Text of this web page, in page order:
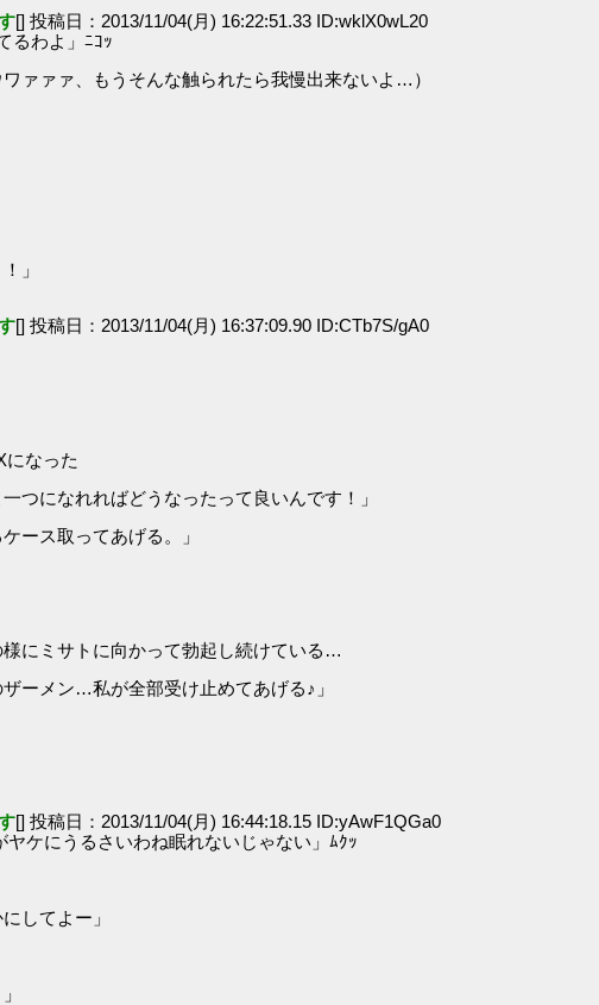
[] 投稿日：2013/11/04(月) 16:22:51.33 ID:wklX0wL20
るわよ」ﾆｺｯ
ァァァ、もうそんな触られたら我慢出来ないよ…）
」
[] 投稿日：2013/11/04(月) 16:37:09.90 ID:CTb7S/gA0
になった
つになれればどうなったって良いんです！」
ース取ってあげる。」
にミサトに向かって勃起し続けている…
ーメン…私が全部受け止めてあげる♪」
[] 投稿日：2013/11/04(月) 16:44:18.15 ID:yAwF1QGa0
ケにうるさいわね眠れないじゃない」ﾑｸｯ
してよー」